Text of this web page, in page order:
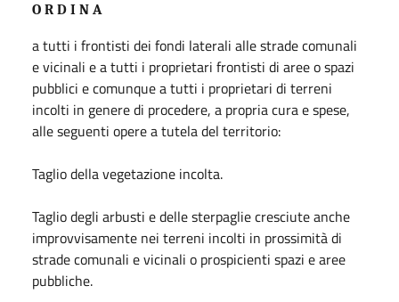
O R D I N A
a tutti i frontisti dei fondi laterali alle strade comunali
e vicinali e a tutti i proprietari frontisti di aree o spazi
pubblici e comunque a tutti i proprietari di terreni
incolti in genere di procedere, a propria cura e spese,
alle seguenti opere a tutela del territorio:
Taglio della vegetazione incolta.
Taglio degli arbusti e delle sterpaglie cresciute anche
improvvisamente nei terreni incolti in prossimità di
strade comunali e vicinali o prospicienti spazi e aree
pubbliche.